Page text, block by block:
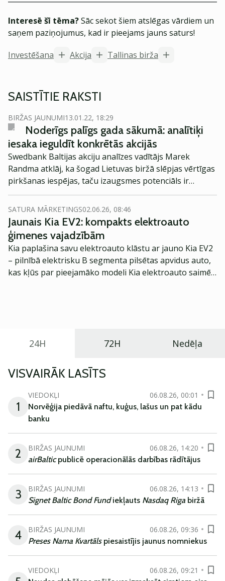
Interesē šī tēma?Sāc sekot šiem atslēgas vārdiem un
saņem paziņojumus, kad ir pieejams jauns saturs!
Investēšana
Akcija Tallinas birža
SAISTĪTIE RAKSTI
BIRŽAS JAUNUMI13.01.22, 18:29
Noderīgs palīgs gada sākumā: analītiķi
iesaka ieguldīt konkrētās akcijās
Swedbank Baltijas akciju analīzes vadītājs Marek
Randma atklāj, ka šogad Lietuvas biržā slēpjas vērtīgas
pirkšanas iespējas, taču izaugsmes potenciāls ir
atrodams arī Tallinas biržas uzņēmumos.
SATURA MĀRKETINGS02.06.26, 08:46
Jaunais Kia EV2: kompakts elektroauto
ģimenes vajadzībām
Kia paplašina savu elektroauto klāstu ar jauno Kia EV2
– pilnībā elektrisku B segmenta pilsētas apvidus auto,
kas kļūs par pieejamāko modeli Kia elektroauto saimē
24H 72H Nedēļa
VISVAIRĀK LASĪTS
1
VIEDOKĻI
06.08.26, 00:01
Norvēģija piedāvā naftu, kuģus, lašus un pat kādu
banku
2 BIRŽAS JAUNUMI
06.08.26, 14:20
airBalticpublicē operacionālās darbības rādītājus
3 BIRŽAS JAUNUMI
06.08.26, 14:13
Signet Baltic Bond Fundiekļauts Nasdaq Riga biržā
4 BIRŽAS JAUNUMI
06.08.26, 09:36
Preses Nama Kvartāls piesaistījis jaunus nomniekus
VIEDOKĻI
06.08.26, 09:21